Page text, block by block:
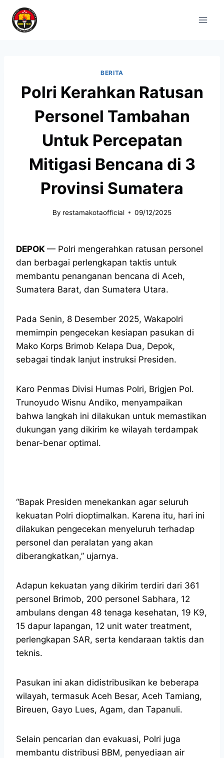
BERITA
Polri Kerahkan Ratusan
Personel Tambahan
Untuk Percepatan
Mitigasi Bencana di 3
Provinsi Sumatera
By restamakotaofficial 09/12/2025
DEPOK — Polri mengerahkan ratusan personel
dan berbagai perlengkapan taktis untuk
membantu penanganan bencana di Aceh,
Sumatera Barat, dan Sumatera Utara.
Pada Senin, 8 Desember 2025, Wakapolri
memimpin pengecekan kesiapan pasukan di
Mako Korps Brimob Kelapa Dua, Depok,
sebagai tindak lanjut instruksi Presiden.
Karo Penmas Divisi Humas Polri, Brigjen Pol.
Trunoyudo Wisnu Andiko, menyampaikan
bahwa langkah ini dilakukan untuk memastikan
dukungan yang dikirim ke wilayah terdampak
benar-benar optimal.
“Bapak Presiden menekankan agar seluruh
kekuatan Polri dioptimalkan. Karena itu, hari ini
dilakukan pengecekan menyeluruh terhadap
personel dan peralatan yang akan
diberangkatkan,” ujarnya.
Adapun kekuatan yang dikirim terdiri dari 361
personel Brimob, 200 personel Sabhara, 12
ambulans dengan 48 tenaga kesehatan, 19 K9,
15 dapur lapangan, 12 unit water treatment,
perlengkapan SAR, serta kendaraan taktis dan
teknis.
Pasukan ini akan didistribusikan ke beberapa
wilayah, termasuk Aceh Besar, Aceh Tamiang,
Bireuen, Gayo Lues, Agam, dan Tapanuli.
Selain pencarian dan evakuasi, Polri juga
membantu distribusi BBM, penyediaan air